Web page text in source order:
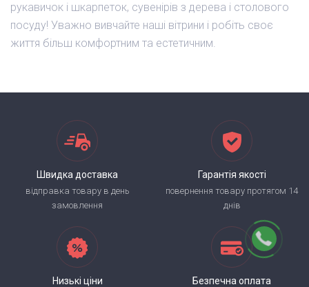
рукавичок і шкарпеток, сувенірів з дерева і столового
посуду! Уважно вивчайте наші вітрини і робіть своє
життя більш комфортним та естетичним.
Швидка доставка
відправка товару в день
замовлення
Гарантія якості
повернення товару протягом 14
днів
Низькі ціни Безпечна оплата